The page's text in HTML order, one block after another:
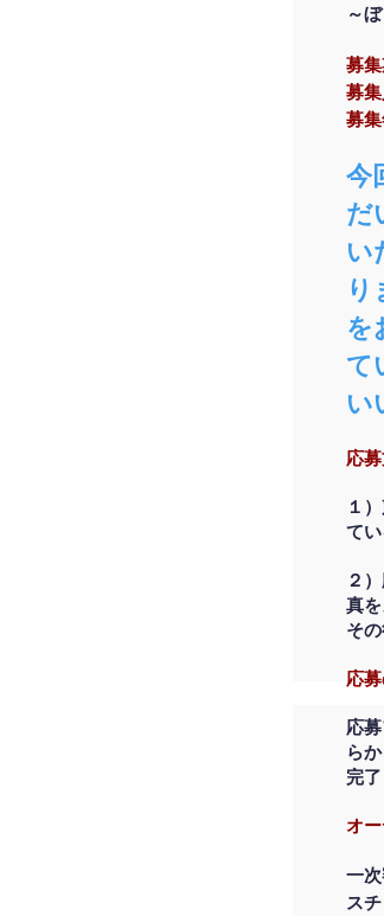
～
募
募
募
今
だ
い
り
を
て
い
応
１
て
２
真
そ
応
応
ら
完
オ
一
ス